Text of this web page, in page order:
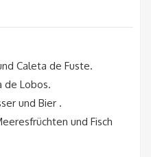
Caleta de Fuste.
de Lobos.
und Bier .
und Fisch